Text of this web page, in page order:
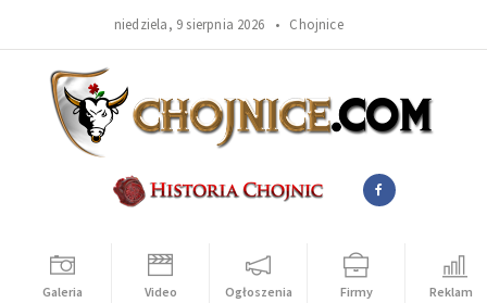
niedziela, 9 sierpnia 2026 • Chojnice
Galeria Video Ogłoszenia Firmy Reklama